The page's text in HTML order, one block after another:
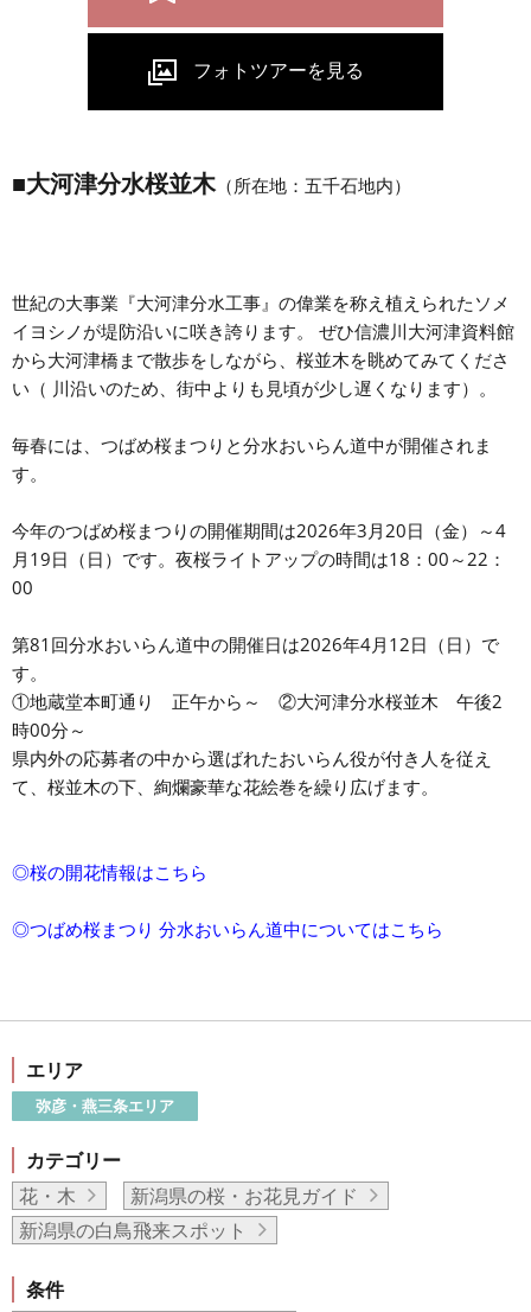
■大河津分水桜並木（所在地：五千石地内）
世紀の大事業『大河津分水工事』の偉業を称え植えられたソメ
イヨシノが堤防沿いに咲き誇ります。 ぜひ信濃川大河津資料館
から大河津橋まで散歩をしながら、桜並木を眺めてみてくださ
い（ 川沿いのため、街中よりも見頃が少し遅くなります）。
毎春には、つばめ桜まつりと分水おいらん道中が開催されま
す。
今年のつばめ桜まつりの開催期間は2026年3月20日（金）～4
月19日（日）です。夜桜ライトアップの時間は18：00～22：
00
第81回分水おいらん道中の開催日は2026年4月12日（日）で
す。
①地蔵堂本町通り 正午から～ ②大河津分水桜並木 午後2
時00分～
県内外の応募者の中から選ばれたおいらん役が付き人を従え
て、桜並木の下、絢爛豪華な花絵巻を繰り広げます。
◎桜の開花情報はこちら
◎つばめ桜まつり 分水おいらん道中についてはこちら
エリア
弥彦・燕三条エリア
カテゴリー
花・木
新潟県の桜・お花見ガイド
新潟県の白鳥飛来スポット
条件